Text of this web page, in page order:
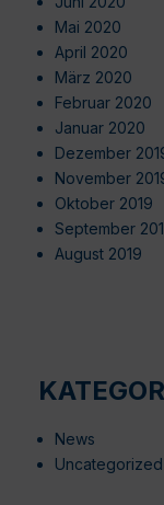
Mai 2020
April 2020
März 2020
Februar 2020
Januar 2020
Dezember
November
Oktober 2019
September
August 2019
News
Uncategorized